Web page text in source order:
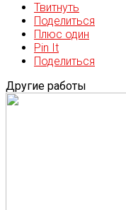
Твитнуть
Поделиться
Плюс один
Pin It
Поделиться
Другие работы